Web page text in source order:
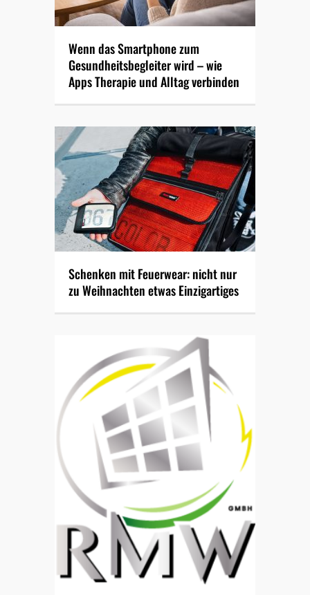
Wenn das Smartphone zum
Gesundheitsbegleiter wird – wie
Apps Therapie und Alltag verbinden
Schenken mit Feuerwear: nicht nur
zu Weihnachten etwas Einzigartiges